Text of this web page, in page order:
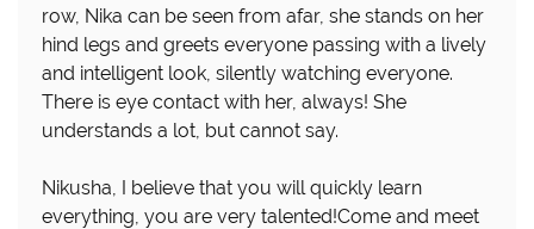
row, Nika can be seen from afar, she stands on her
hind legs and greets everyone passing with a lively
and intelligent look, silently watching everyone.
There is eye contact with her, always! She
understands a lot, but cannot say.
Nikusha, I believe that you will quickly learn
everything, you are very talented!Come and meet